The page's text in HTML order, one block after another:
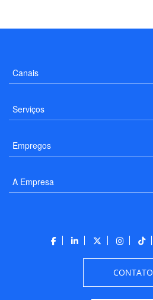
Canais
Serviços
Empregos
A Empresa
CONTATO